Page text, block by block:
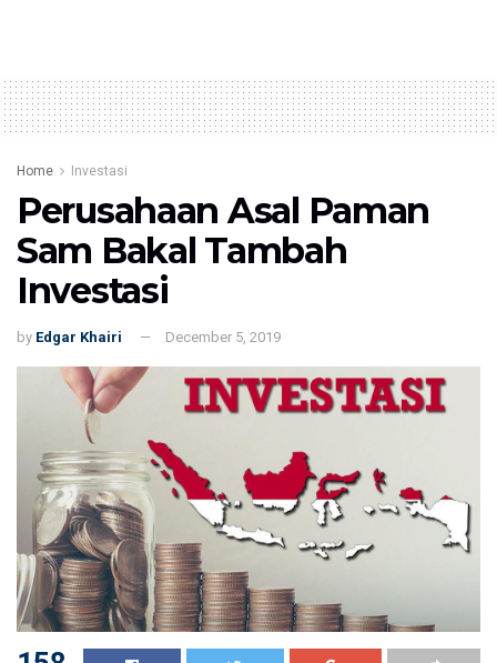
Home Investasi
Perusahaan Asal Paman
Sam Bakal Tambah
Investasi
by Edgar Khairi December 5, 2019